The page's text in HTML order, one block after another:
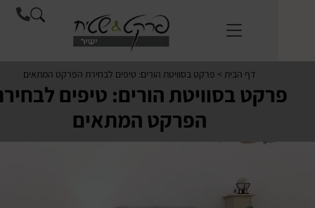
>פרקט בסוויטת הורים: טיפים לבחירת הפרקט המתאים
בסוויטת הורים: טיפים לבחירת
הפרקט המתאים